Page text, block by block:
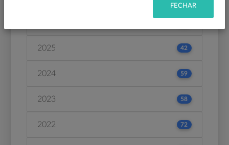
2025 42
2024 59
2023 58
2022 72
FECHAR